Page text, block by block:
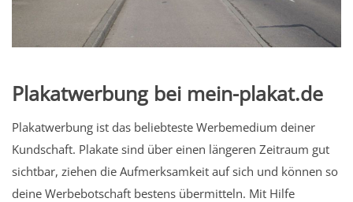
Plakatwerbung bei mein-plakat.de
Plakatwerbung ist das beliebteste Werbemedium deiner
Kundschaft. Plakate sind über einen längeren Zeitraum gut
sichtbar, ziehen die Aufmerksamkeit auf sich und können so
deine Werbebotschaft bestens übermitteln. Mit Hilfe